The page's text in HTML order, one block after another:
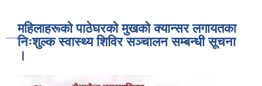
महिलाहरूको पाठेघरको मुखको क्यान्सर लगायतका
निःशुल्क स्वास्थ्य शिविर सञ्चालन सम्बन्धी सूचना
।